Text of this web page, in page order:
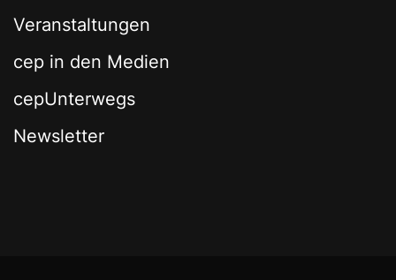
Veranstaltungen
cep in den Medien
cepUnterwegs
Newsletter